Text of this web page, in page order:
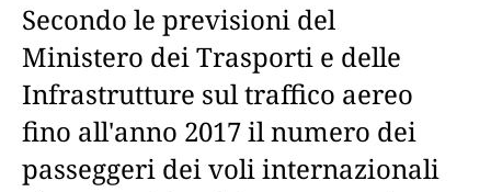
Secondo le previsioni del
Ministero dei Trasporti e delle
Infrastrutture sul traffico aereo
fino all'anno 2017 il numero dei
passeggeri dei voli internazionali